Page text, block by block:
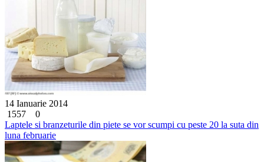
14 Ianuarie 2014
1557
0
Laptele si branzeturile din piete se vor scumpi cu peste 20 la suta din
luna februarie